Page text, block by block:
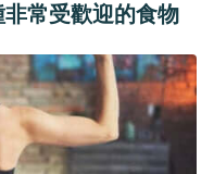
2019 Mar 27.
A. Probiotics for
J Clin Gastroenterol.
常受歡迎的食物